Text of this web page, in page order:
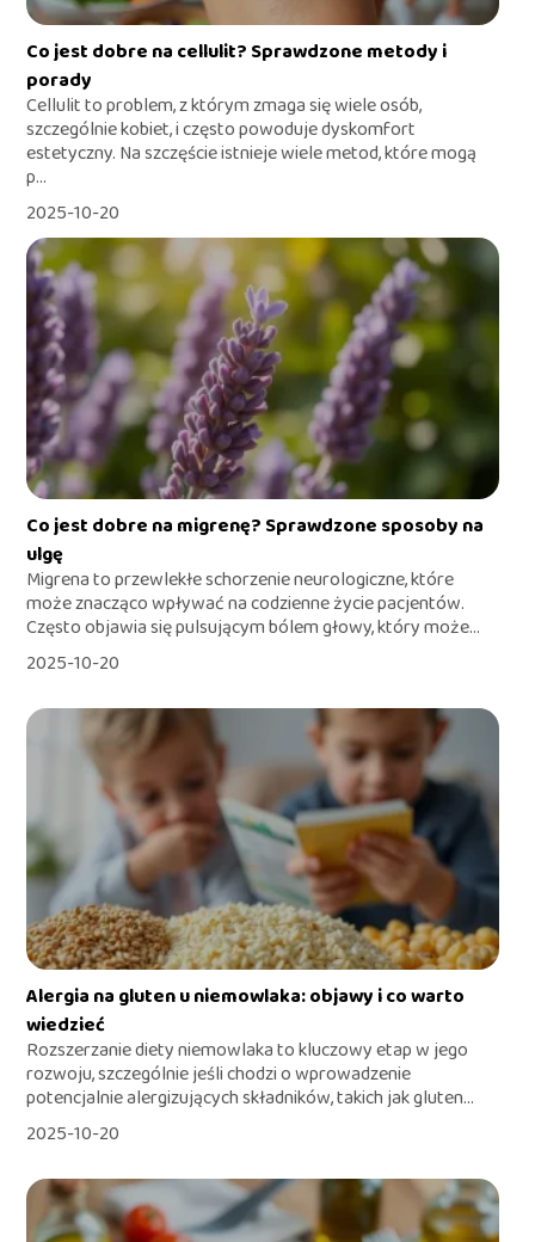
Co jest dobre na cellulit? Sprawdzone metody i
porady
Cellulit to problem, z którym zmaga się wiele osób,
szczególnie kobiet, i często powoduje dyskomfort
estetyczny. Na szczęście istnieje wiele metod, które mogą
p...
2025-10-20
Co jest dobre na migrenę? Sprawdzone sposoby na
ulgę
Migrena to przewlekłe schorzenie neurologiczne, które
może znacząco wpływać na codzienne życie pacjentów.
Często objawia się pulsującym bólem głowy, który może...
2025-10-20
Alergia na gluten u niemowlaka: objawy i co warto
wiedzieć
Rozszerzanie diety niemowlaka to kluczowy etap w jego
rozwoju, szczególnie jeśli chodzi o wprowadzenie
potencjalnie alergizujących składników, takich jak gluten...
2025-10-20